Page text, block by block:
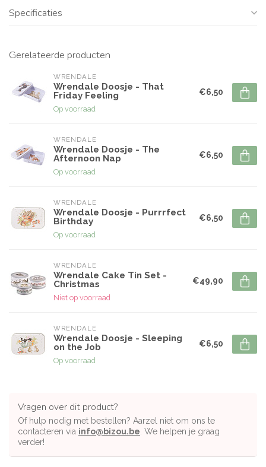
Specificaties
Gerelateerde producten
WRENDALE
Wrendale Doosje - That
Friday Feeling
Op voorraad
€6,50
WRENDALE
Wrendale Doosje - The
Afternoon Nap
Op voorraad
€6,50
WRENDALE
Wrendale Doosje - Purrrfect
Birthday
Op voorraad
€6,50
WRENDALE
Wrendale Cake Tin Set -
Christmas
Niet op voorraad
€49,90
WRENDALE
Wrendale Doosje - Sleeping
on the Job
Op voorraad
€6,50
Vragen over dit product?
Of hulp nodig met bestellen? Aarzel niet om ons te
contacteren via info@bizou.be . We helpen je graag
verder!